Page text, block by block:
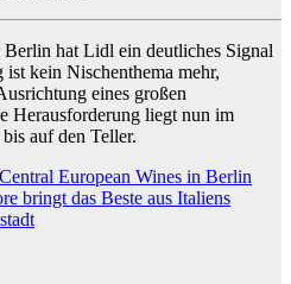
hat Lidl ein deutliches Signal
kein Nischenthema mehr,
eines großen
Herausforderung liegt nun im
auf den Teller.
European Wines in Berlin
bringt das Beste aus Italiens